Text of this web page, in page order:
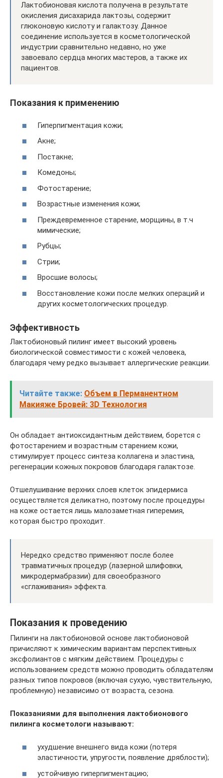
Лактобионовая кислота получена в результате
окисления дисахарида лактозы, содержит
глюконовую кислоту и галактозу. Данное
соединение используется в косметологической
индустрии сравнительно недавно, но уже
завоевало сердца многих мастеров, а также их
пациентов.
Показания к применению
Гиперпигментация кожи;
Акне;
Постакне;
Комедоны;
Фотостарение;
Возрастные изменения кожи;
Преждевременное старение, морщины, в т.ч
мимические;
Рубцы;
Стрии;
Вросшие волосы;
Восстановление кожи после мелких операций и
других косметологических процедур.
Эффективность
Лактобионовый пилинг имеет высокий уровень
биологической совместимости с кожей человека,
благодаря чему редко вызывает аллергические реакции.
Читайте также: Объем в Перманентном
Макияже Бровей: 3D Технология
Он обладает антиоксидантным действием, борется с
фотостарением и возрастным старением кожи,
стимулирует процесс синтеза коллагена и эластина,
регенерации кожных покровов благодаря галактозе.
Отшелушивание верхних слоев клеток эпидермиса
осуществляется деликатно, поэтому после процедуры
на коже остается лишь малозаметная гиперемия,
которая быстро проходит.
Нередко средство применяют после более
травматичных процедур (лазерной шлифовки,
микродермабразии) для своеобразного
«сглаживания» эффекта.
Показания к проведению
Пилинги на лактобионовой основе лактобионовой
причисляют к химическим вариантам перспективных
эксфолиантов с мягким действием. Процедуры с
использованием средств можно проводить обладателям
разных типов покровов (включая сухую, чувствительную,
проблемную) независимо от возраста, сезона.
Показаниями для выполнения лактобионового
пилинга косметологи называют:
ухудшение внешнего вида кожи (потеря
эластичности, упругости, появление дряблости);
устойчивую гиперпигментацию;